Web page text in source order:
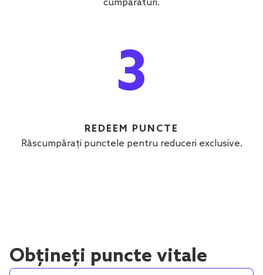
cumpărături.
3
REDEEM PUNCTE
Răscumpărați punctele pentru reduceri exclusive.
Obțineți puncte vitale